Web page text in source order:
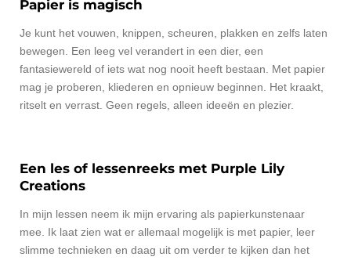
Papier is magisch
Je kunt het vouwen, knippen, scheuren, plakken en zelfs laten
bewegen. Een leeg vel verandert in een dier, een
fantasiewereld of iets wat nog nooit heeft bestaan. Met papier
mag je proberen, kliederen en opnieuw beginnen. Het kraakt,
ritselt en verrast. Geen regels, alleen ideeën en plezier.
Een les of lessenreeks met Purple Lily
Creations
In mijn lessen neem ik mijn ervaring als papierkunstenaar
mee. Ik laat zien wat er allemaal mogelijk is met papier, leer
slimme technieken en daag uit om verder te kijken dan het